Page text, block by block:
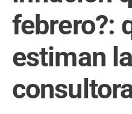
febrero?:
estiman